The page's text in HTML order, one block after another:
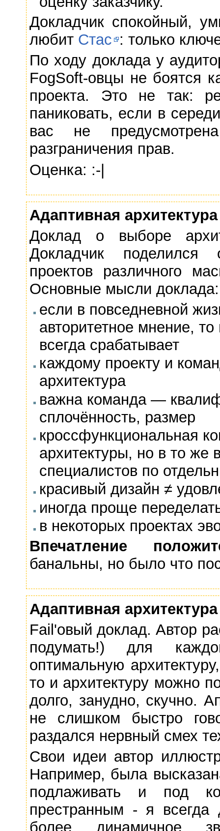
Докладчик спокойный,
любит Стас : только
По ходу доклада у
FogSoft-овцы не боятся
проекта. Это не так:
паниковать, если в
вас не
разграничения прав.
Оценка: :-|
Адаптивная
Доклад о выборе
Докладчик поделился
проектов различного
Основные мысли доклада:
если в повседневной
авторитетное мнение,
всегда срабатывает
каждому проекту и
архитектура
важна команда —
сплочённость, размер
кроссфункциональная
архитектуры, но в то же
специалистов по
красивый дизайн ≠
иногда проще
в некоторых проектах
Впечатление
банальны, но было что
Адаптивная
Fail'овый доклад. Автор
подумать!) для
оптимальную
то и архитектуру можно
долго, занудно, скучно.
не слишком быстро
раздался нервный смех
Свои идеи автор
Например, была
подлаживать и под
престранным - я всегда
более динамичное